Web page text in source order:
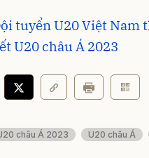
tuyển U20 Việt Nam
U20 châu Á 2023
châu Á 2023 U20 châu Á